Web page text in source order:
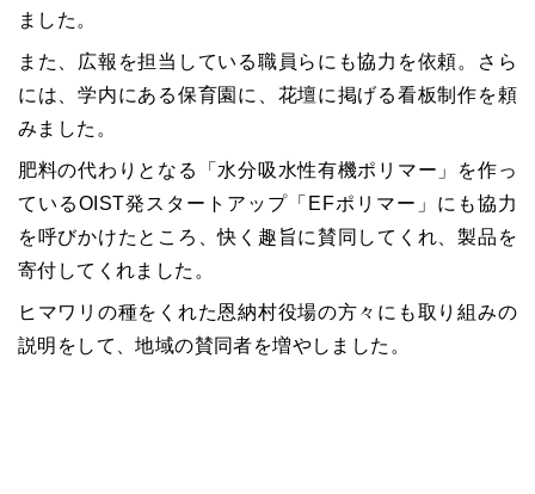
ました。
また、広報を担当している職員らにも協力を依頼。さら
には、学内にある保育園に、花壇に掲げる看板制作を頼
みました。
肥料の代わりとなる「水分吸水性有機ポリマー」を作っ
ているOIST発スタートアップ「EFポリマー」にも協力
を呼びかけたところ、快く趣旨に賛同してくれ、製品を
寄付してくれました。
ヒマワリの種をくれた恩納村役場の方々にも取り組みの
説明をして、地域の賛同者を増やしました。